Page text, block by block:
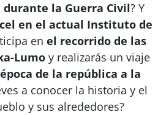
la Guerra Civil? Y
en el actual Instituto de
en el recorrido de las
Lumo y realizarás un viaje
época de la república a la
a conocer la historia y el
y sus alrededores?